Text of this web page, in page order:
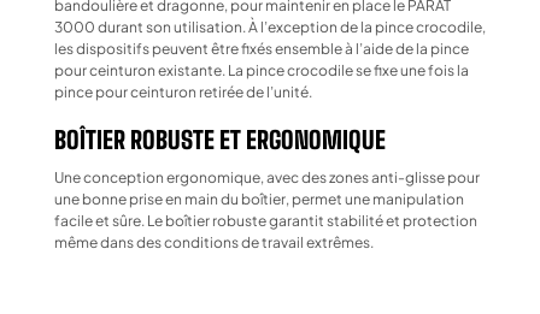
bandoulière et dragonne, pour maintenir en place le PARAT
3000 durant son utilisation. À l’exception de la pince crocodile,
les dispositifs peuvent être fixés ensemble à l’aide de la pince
pour ceinturon existante. La pince crocodile se fixe une fois la
pince pour ceinturon retirée de l’unité.
BOÎTIER ROBUSTE ET ERGONOMIQUE
​Une conception ergonomique, avec des zones anti-glisse pour
une bonne prise en main du boîtier, permet une manipulation
facile et sûre. Le boîtier robuste garantit stabilité et protection
même dans des conditions de travail extrêmes.